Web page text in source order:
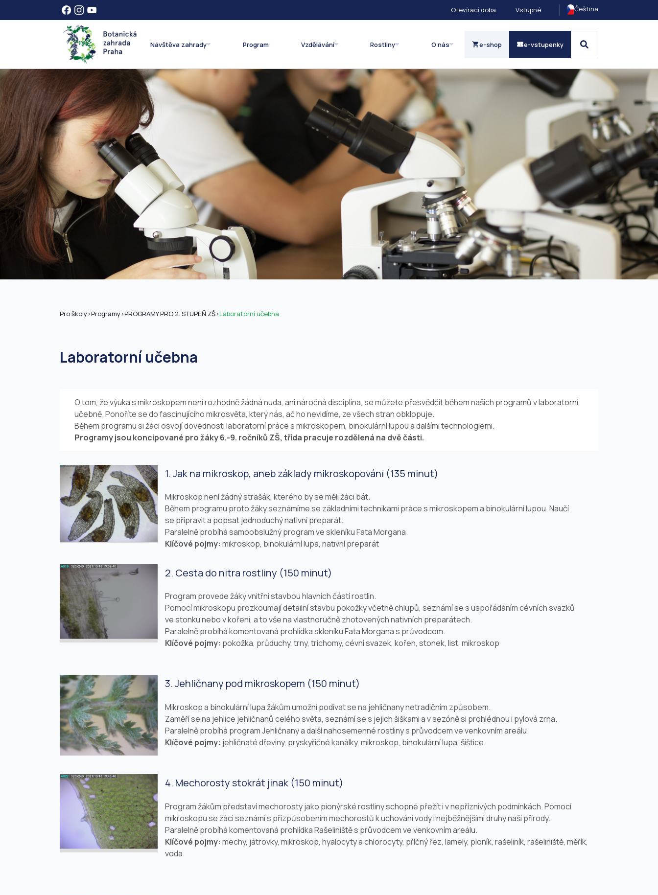
Otevírací doba Vstupné Čeština
Návštěva zahrady Program Vzdělávání Rostliny O nás e-shop e-vstupenky
Pro školy>Programy>PROGRAMY PRO 2. STUPEŇ ZŠ>Laboratorní učebna
Laboratorní učebna
O tom, že výuka s mikroskopem není rozhodně žádná nuda, ani náročná disciplína, se můžete přesvědčit během našich programů v laboratorní
učebně. Ponoříte se do fascinujícího mikrosvěta, který nás, ač ho nevidíme, ze všech stran obklopuje.
Během programu si žáci osvojí dovednosti laboratorní práce s mikroskopem, binokulární lupou a dalšími technologiemi.
Programy jsou koncipované pro žáky 6.-9. ročníků ZŠ, třída pracuje rozdělená na dvě části.
1. Jak na mikroskop, aneb základy mikroskopování (135 minut)
Mikroskop není žádný strašák, kterého by se měli žáci bát.
Během programu proto žáky seznámíme se základními technikami práce s mikroskopem a binokulární lupou. Naučí
se připravit a popsat jednoduchý nativní preparát.
Paralelně probíhá samoobslužný program ve skleníku Fata Morgana.
Klíčové pojmy: mikroskop, binokulární lupa, nativní preparát
2. Cesta do nitra rostliny (150 minut)
Program provede žáky vnitřní stavbou hlavních částí rostlin.
Pomocí mikroskopu prozkoumají detailní stavbu pokožky včetně chlupů, seznámí se s uspořádáním cévních svazků
ve stonku nebo v kořeni, a to vše na vlastnoručně zhotovených nativních preparátech.
Paralelně probíhá komentovaná prohlídka skleníku Fata Morgana s průvodcem.
Klíčové pojmy: pokožka, průduchy, trny, trichomy, cévní svazek, kořen, stonek, list, mikroskop
3. Jehličnany pod mikroskopem (150 minut)
Mikroskop a binokulární lupa žákům umožní podívat se na jehličnany netradičním způsobem.
Zaměří se na jehlice jehličnanů celého světa, seznámí se s jejich šiškami a v sezóně si prohlédnou i pylová zrna.
Paralelně probíhá program Jehličnany a další nahosemenné rostliny s průvodcem ve venkovním areálu.
Klíčové pojmy: jehličnaté dřeviny, pryskyřičné kanálky, mikroskop, binokulární lupa, šištice
4. Mechorosty stokrát jinak (150 minut)
Program žákům představí mechorosty jako pionýrské rostliny schopné přežít i v nepříznivých podmínkách. Pomocí
mikroskopu se žáci seznámí s přizpůsobením mechorostů k uchování vody i nejběžnějšími druhy naší přírody.
Paralelně probíhá komentovaná prohlídka Rašeliniště s průvodcem ve venkovním areálu.
Klíčové pojmy: mechy, játrovky, mikroskop, hyalocyty a chlorocyty, příčný řez, lamely, ploník, rašeliník, rašeliniště, měřík,
voda